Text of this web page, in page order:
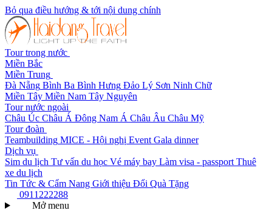
Bỏ qua điều hướng & tới nội dung chính
Tour trong nước
Miền Bắc
Miền Trung
Đà Nẵng Bình Ba Bình Hưng Đảo Lý Sơn Ninh Chữ
Miền Tây Miền Nam Tây Nguyên
Tour nước ngoài
Châu Úc Châu Á Đông Nam Á Châu Âu Châu Mỹ
Tour đoàn
Teambuilding MICE - Hội nghị Event Gala dinner
Dịch vụ
Sim du lịch Tư vấn du học Vé máy bay Làm visa - passport Thuê
xe du lịch
Tin Tức & Cẩm Nang Giới thiệu Đổi Quà Tặng
0911222288
Mở menu